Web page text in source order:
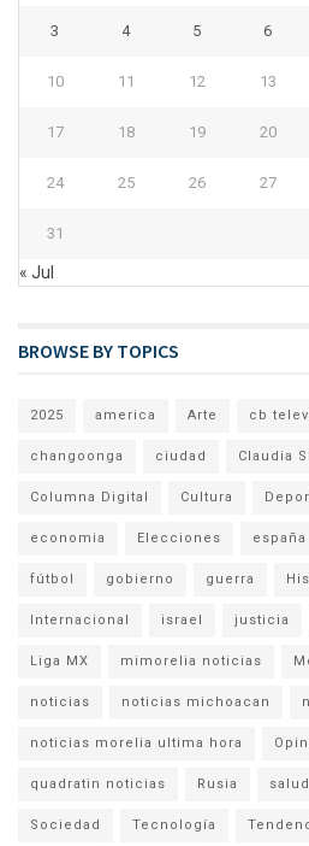
3 4 5 6
10 11 12 13
17 18 19 20
24 25 26 27
31
« Jul
BROWSE BY TOPICS
2025 america Arte cb
changoonga ciudad Claudia
Columna Digital Cultura
economia Elecciones españa
fútbol gobierno guerra
Internacional israel justicia
Liga MX mimorelia noticias
noticias noticias michoacan
noticias morelia ultima hora
quadratin noticias Rusia salud
Sociedad Tecnología